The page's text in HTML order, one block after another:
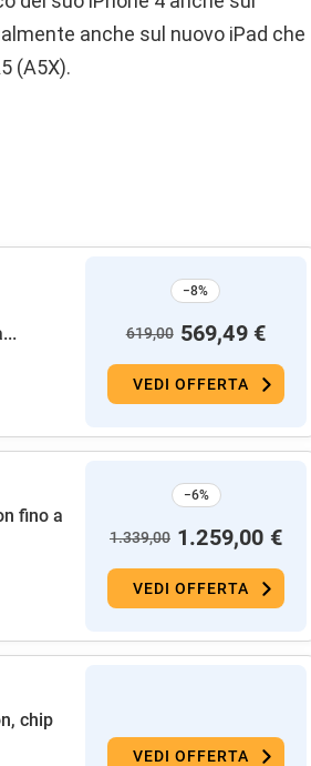
anche sul nuovo iPad che
(A5X).
−8%
619,00 569,49 €
VEDI OFFERTA
fino a
−6%
1.339,00 1.259,00 €
VEDI OFFERTA
chip
VEDI OFFERTA